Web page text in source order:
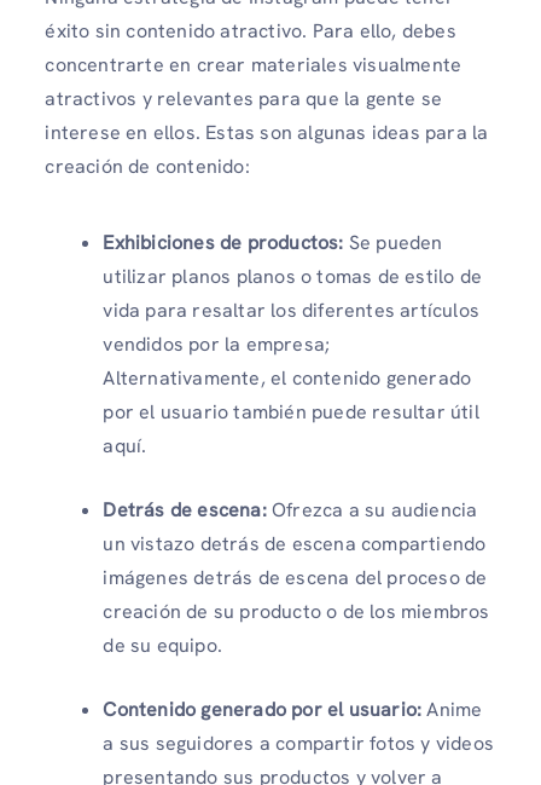
éxito sin contenido atractivo. Para ello, debes
concentrarte en crear materiales visualmente
atractivos y relevantes para que la gente se
interese en ellos. Estas son algunas ideas para la
creación de contenido:
Exhibiciones de productos: Se pueden
utilizar planos planos o tomas de estilo de
vida para resaltar los diferentes artículos
vendidos por la empresa;
Alternativamente, el contenido generado
por el usuario también puede resultar útil
aquí.
Detrás de escena:Ofrezca a su audiencia
un vistazo detrás de escena compartiendo
imágenes detrás de escena del proceso de
creación de su producto o de los miembros
de su equipo.
Contenido generado por el usuario:Anime
a sus seguidores a compartir fotos y videos
presentando sus productos y volver a